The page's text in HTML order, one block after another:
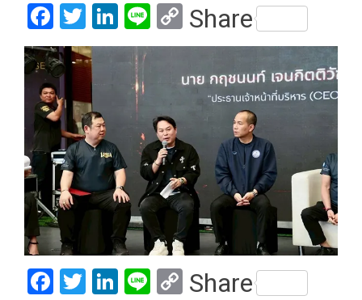
Facebook
Twitter
LinkedIn
LineCopy
Link
Share
Facebook
Twitter
LinkedIn
LineCopy
Share